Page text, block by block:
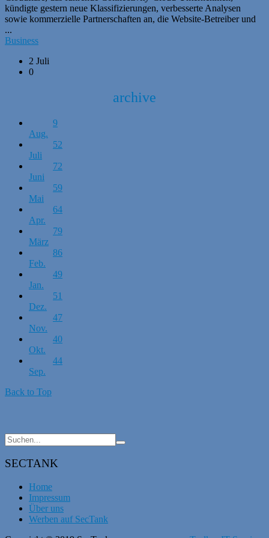
kündigte gestern neue Klassifizierungen, verbesserte Analysen
sowie kommerzielle Partnerschaften an, die Website-Betreiber und
...
Business
2 Juli
0
archive
9
Aug.
52
Juli
72
Juni
59
Mai
64
Apr.
79
März
86
Feb.
49
Jan.
51
Dez.
47
Nov.
40
Okt.
44
Sep.
Back to Top
SECTANK
Home
Impressum
Über uns
Werben auf SecTank